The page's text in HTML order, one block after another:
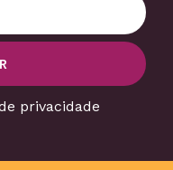
privacidade